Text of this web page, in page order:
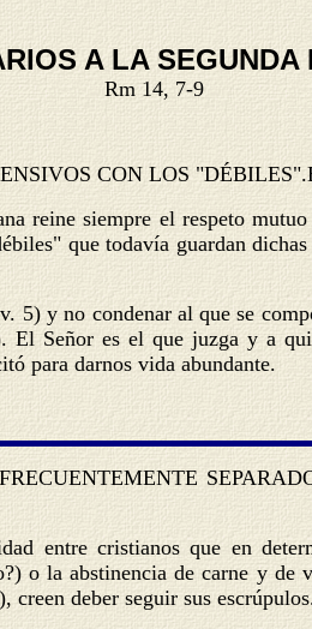
A LA SEGUNDA
Rm 14, 7-9
CON LOS
reine siempre el respeto
que todavía guardan
5) y no condenar al que se
Señor es el que juzga y a
para darnos vida abundante.
entre cristianos que en
o la abstinencia de carne y
creen deber seguir sus